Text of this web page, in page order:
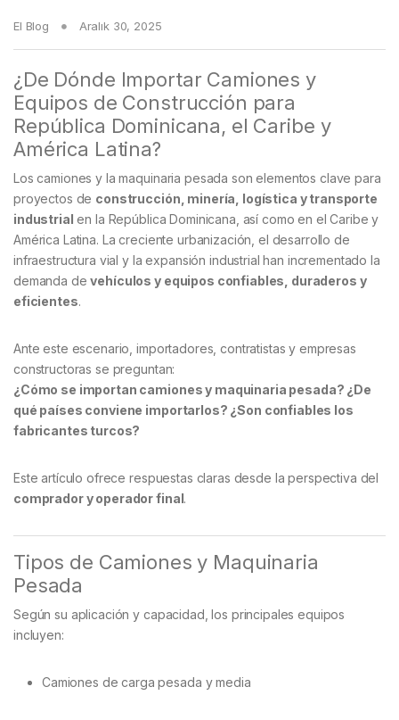
El Blog Aralık 30, 2025
¿De Dónde Importar Camiones y
Equipos de Construcción para
República Dominicana, el Caribe y
América Latina?
Los camiones y la maquinaria pesada son elementos clave para
proyectos de construcción, minería, logística y transporte
industrial en la República Dominicana, así como en el Caribe y
América Latina. La creciente urbanización, el desarrollo de
infraestructura vial y la expansión industrial han incrementado la
demanda devehículos y equipos confiables, duraderos y
eficientes.
Ante este escenario, importadores, contratistas y empresas
constructoras se preguntan:
¿Cómo se importan camiones y maquinaria pesada? ¿De
qué países conviene importarlos? ¿Son confiables los
fabricantes turcos?
Este artículo ofrece respuestas claras desde la perspectiva del
comprador y operador final.
Tipos de Camiones y Maquinaria
Pesada
Según su aplicación y capacidad, los principales equipos
incluyen:
Camiones de carga pesada y media